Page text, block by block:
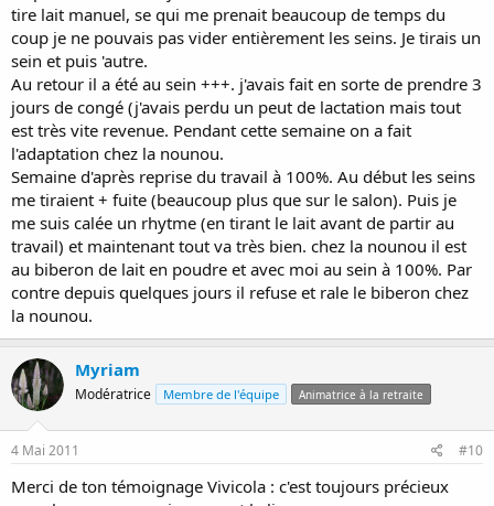
tire lait manuel, se qui me prenait beaucoup de temps du
coup je ne pouvais pas vider entièrement les seins. Je tirais un
sein et puis 'autre.
Au retour il a été au sein +++. j'avais fait en sorte de prendre 3
jours de congé (j'avais perdu un peut de lactation mais tout
est très vite revenue. Pendant cette semaine on a fait
l'adaptation chez la nounou.
Semaine d'après reprise du travail à 100%. Au début les seins
me tiraient + fuite (beaucoup plus que sur le salon). Puis je
me suis calée un rhytme (en tirant le lait avant de partir au
travail) et maintenant tout va très bien. chez la nounou il est
au biberon de lait en poudre et avec moi au sein à 100%. Par
contre depuis quelques jours il refuse et rale le biberon chez
la nounou.
Myriam
Modératrice Membre de l'équipe Animatrice à la retraite
4 Mai 2011 #10
Merci de ton témoignage Vivicola : c'est toujours précieux